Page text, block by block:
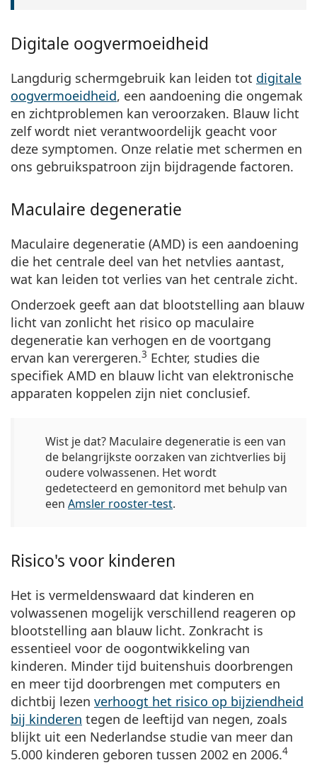
Digitale oogvermoeidheid
Langdurig schermgebruik kan leiden tot digitale
oogvermoeidheid, een aandoening die ongemak
en zichtproblemen kan veroorzaken. Blauw licht
zelf wordt niet verantwoordelijk geacht voor
deze symptomen. Onze relatie met schermen en
ons gebruikspatroon zijn bijdragende factoren.
Maculaire degeneratie
Maculaire degeneratie (AMD) is een aandoening
die het centrale deel van het netvlies aantast,
wat kan leiden tot verlies van het centrale zicht.
Onderzoek geeft aan dat blootstelling aan blauw
licht van zonlicht het risico op maculaire
degeneratie kan verhogen en de voortgang
ervan kan verergeren.3 Echter, studies die
specifiek AMD en blauw licht van elektronische
apparaten koppelen zijn niet conclusief.
Wist je dat? Maculaire degeneratie is een van
de belangrijkste oorzaken van zichtverlies bij
oudere volwassenen. Het wordt
gedetecteerd en gemonitord met behulp van
een Amsler rooster-test.
Risico's voor kinderen
Het is vermeldenswaard dat kinderen en
volwassenen mogelijk verschillend reageren op
blootstelling aan blauw licht. Zonkracht is
essentieel voor de oogontwikkeling van
kinderen. Minder tijd buitenshuis doorbrengen
en meer tijd doorbrengen met computers en
dichtbij lezen verhoogt het risico op bijziendheid
bij kinderen tegen de leeftijd van negen, zoals
blijkt uit een Nederlandse studie van meer dan
5.000 kinderen geboren tussen 2002 en 2006.4